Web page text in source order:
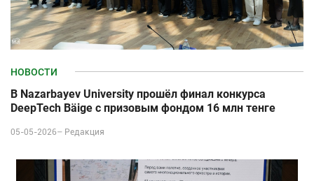
НОВОСТИ
В Nazarbayev University прошёл финал конкурса
DeepTech Bäige с призовым фондом 16 млн тенге
05-05-2026– Редакция